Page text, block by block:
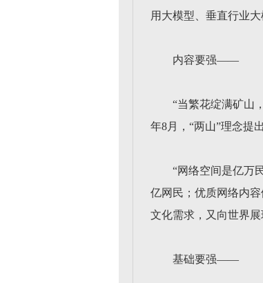
用大模型、垂直行业
内容要强——
“当繁花绽满矿山
年8月，“两山”理念提
“网络空间是亿万
亿网民；优质网络内
文化需求，又向世界展
基础要强——